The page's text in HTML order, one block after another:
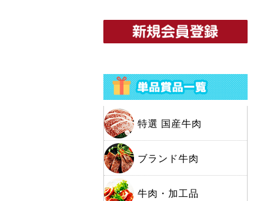
特選 国産牛肉
ブランド牛肉
牛肉・加工品